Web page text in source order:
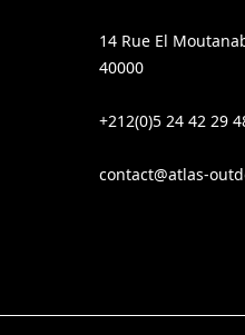
14 Rue El
40000
+212(0)5 24 42 29
contact@atlas-